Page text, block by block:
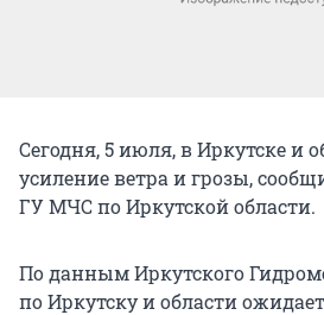
Сегодня, 5 июля, в Иркутске и
усиление ветра и грозы,
ГУ МЧС по Иркутской области.
По данным Иркутского
по Иркутску и области